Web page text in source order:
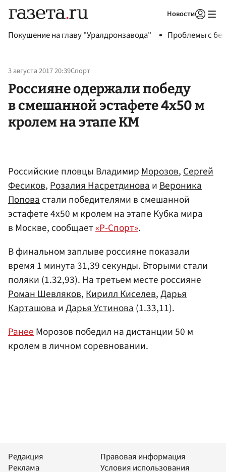
Новости
Покушение на главу "Уралдронзавода" Проблемы с
3 августа 2017 20:39Спорт
Россияне одержали победу
в смешанной эстафете 4х50 м
кролем на этапе КМ
Российские пловцы ВладимирМорозов,Сергей
Фесиков,Розалия НасретдиноваиВероника
Поповастали победителями в смешанной
эстафете 4х50 м кролем на этапе Кубка мира
в Москве, сообщает«Р-Спорт».
В финальном заплыве россияне показали
время 1 минута 31,39 секунды. Вторыми стали
поляки (1.32,93). На третьем месте россияне
Роман Шевляков,Кирилл Киселев,Дарья
КарташоваиДарья Устинова(1.33,11).
РанееМорозов победил на дистанции 50 м
кролем в личном соревновании.
Редакция
Реклама
Правовая информация
Условия использования